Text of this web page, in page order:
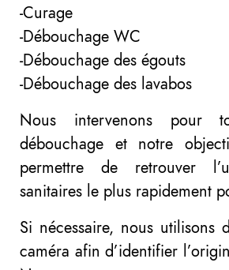
-Curage
-Débouchage WC
-Débouchage des égouts
-Débouchage des lavabos
Nous intervenons pour
débouchage et notre
permettre de retrouver
sanitaires le plus rapidement
Si nécessaire, nous utilisons
caméra afin d’identifier